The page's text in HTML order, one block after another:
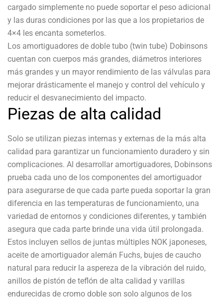
cargado simplemente no puede soportar el peso adicional
y las duras condiciones por las que a los propietarios de
4×4 les encanta someterlos.
Los amortiguadores de doble tubo (twin tube) Dobinsons
cuentan con cuerpos más grandes, diámetros interiores
más grandes y un mayor rendimiento de las válvulas para
mejorar drásticamente el manejo y control del vehículo y
reducir el desvanecimiento del impacto.
Piezas de alta calidad
Solo se utilizan piezas internas y externas de la más alta
calidad para garantizar un funcionamiento duradero y sin
complicaciones. Al desarrollar amortiguadores, Dobinsons
prueba cada uno de los componentes del amortiguador
para asegurarse de que cada parte pueda soportar la gran
diferencia en las temperaturas de funcionamiento, una
variedad de entornos y condiciones diferentes, y también
asegura que cada parte brinde una vida útil prolongada.
Estos incluyen sellos de juntas múltiples NOK japoneses,
aceite de amortiguador alemán Fuchs, bujes de caucho
natural para reducir la aspereza de la vibración del ruido,
anillos de pistón de teflón de alta calidad y varillas
endurecidas de cromo doble son solo algunos de los